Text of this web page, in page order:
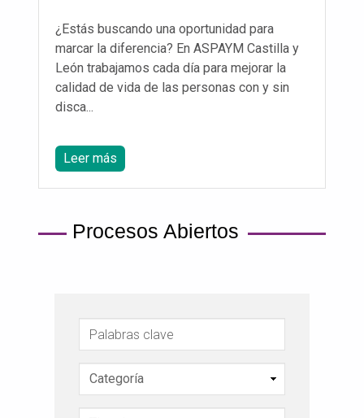
¿Estás buscando una oportunidad para
marcar la diferencia? En ASPAYM Castilla y
León trabajamos cada día para mejorar la
calidad de vida de las personas con y sin
disca...
Leer más
Procesos Abiertos
Palabras clave